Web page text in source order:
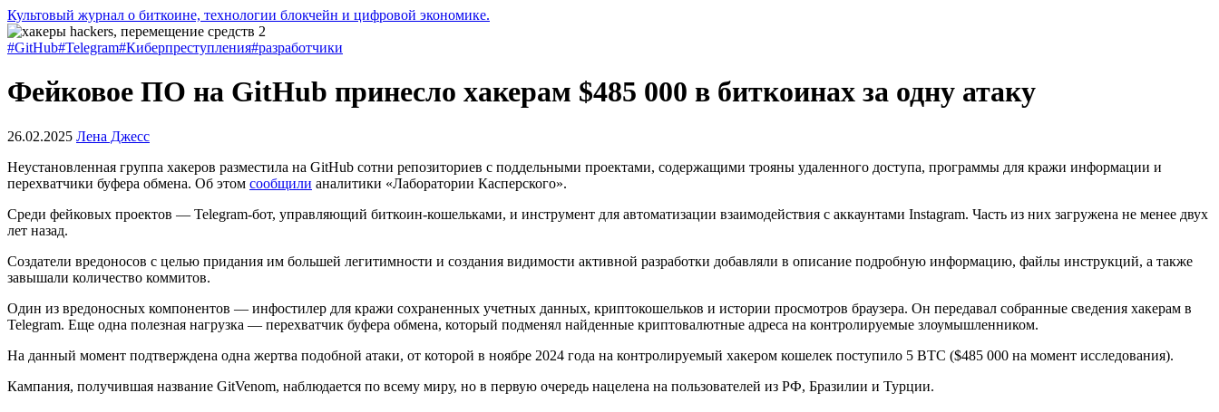
Культовый журнал о биткоине, технологии блокчейн и цифровой экономике.
#GitHub#Telegram#Киберпреступления#разработчики
Фейковое ПО на GitHub принесло хакерам $485 000 в биткоинах за одну атаку
26.02.2025 Лена Джесс
Неустановленная группа хакеров разместила на GitHub сотни репозиториев с поддельными проектами, содержащими трояны удаленного доступа, программы для кражи информации и
перехватчики буфера обмена. Об этом сообщили аналитики «Лаборатории Касперского».
Среди фейковых проектов — Telegram-бот, управляющий биткоин-кошельками, и инструмент для автоматизации взаимодействия с аккаунтами Instagram. Часть из них загружена не менее двух
лет назад.
Создатели вредоносов с целью придания им большей легитимности и создания видимости активной разработки добавляли в описание подробную информацию, файлы инструкций, а также
завышали количество коммитов.
Один из вредоносных компонентов — инфостилер для кражи сохраненных учетных данных, криптокошельков и истории просмотров браузера. Он передавал собранные сведения хакерам в
Telegram. Еще одна полезная нагрузка — перехватчик буфера обмена, который подменял найденные криптовалютные адреса на контролируемые злоумышленником.
На данный момент подтверждена одна жертва подобной атаки, от которой в ноябре 2024 года на контролируемый хакером кошелек поступило 5 BTC ($485 000 на момент исследования).
Кампания, получившая название GitVenom, наблюдается по всему миру, но в первую очередь нацелена на пользователей из РФ, Бразилии и Турции.